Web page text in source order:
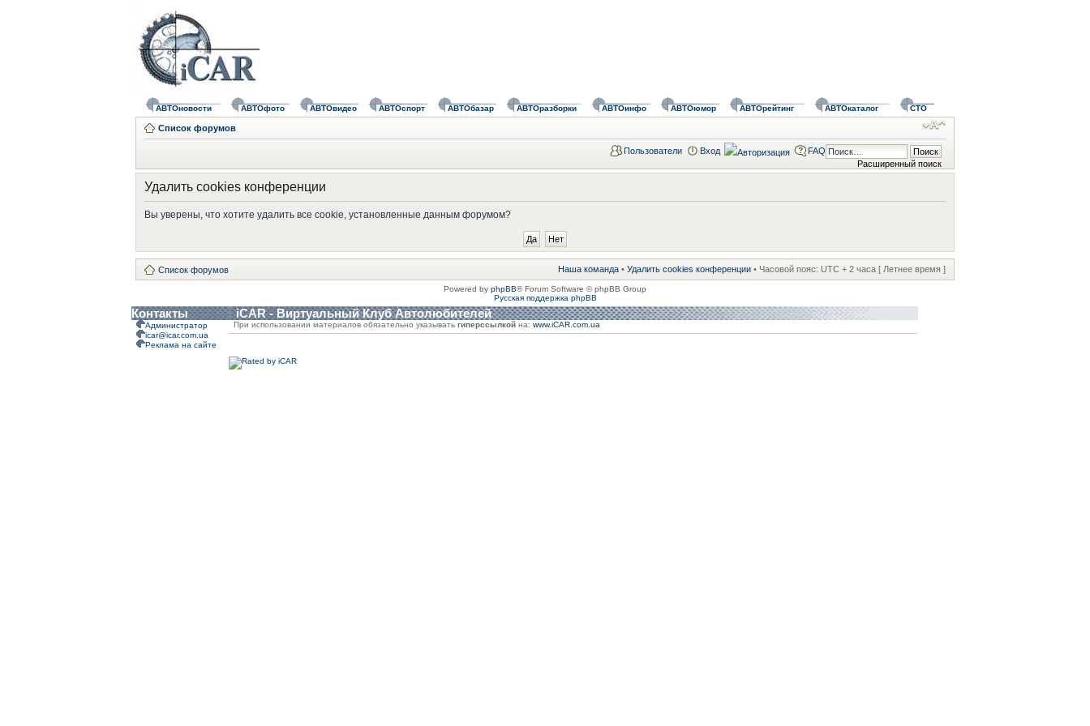
АВТОновости АВТОфото АВТОвидео АВТОспорт АВТОбазар АВТОразборки АВТОинфо АВТОюмор АВТОрейтинг АВТОкаталог СТО
Список форумов
Расширенный поиск
Пользователи Вход FAQ
Удалить cookies конференции
Вы уверены, что хотите удалить все cookie, установленные данным форумом?
Список форумов Наша команда • Удалить cookies конференции • Часовой пояс: UTC + 2 часа [ Летнее время ]
Powered by phpBB® Forum Software © phpBB Group
Русская поддержка phpBB
Контакты iCAR - Виртуальный Клуб Автолюбителей
Администратор
icar@icar.com.ua
Реклама на сайте
При использовании материалов обязательно указывать гиперссылкой на: www.iCAR.com.ua